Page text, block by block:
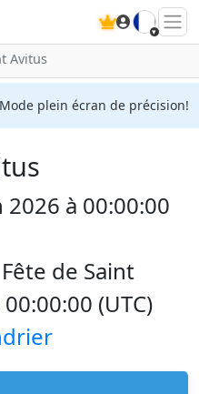
🇫🇷
Avitus
Mode plein écran de précision!
à 00:00:00
de Saint
(UTC)